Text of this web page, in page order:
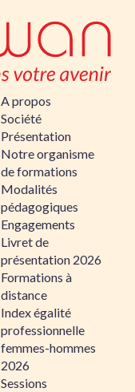
A propos
Société
Présentation
Notre organisme
de formations
Modalités
pédagogiques
Engagements
Livret de
présentation 2026
Formations à
distance
Index égalité
professionnelle
femmes-hommes
2026
Sessions